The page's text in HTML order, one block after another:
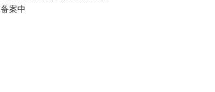
备案中